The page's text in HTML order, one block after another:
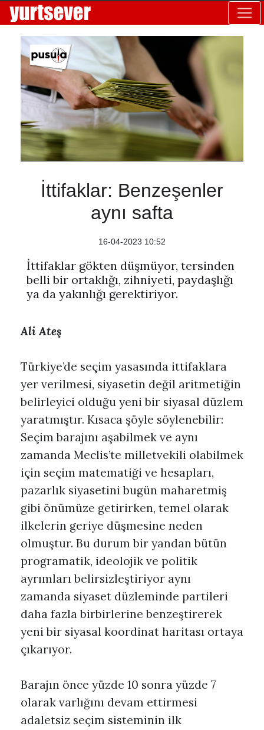
İttifaklar: Benzeşenler
aynı safta
16-04-2023 10:52
İttifaklar gökten düşmüyor, tersinden
belli bir ortaklığı, zihniyeti, paydaşlığı
ya da yakınlığı gerektiriyor.
Ali Ateş
Türkiye’de seçim yasasında ittifaklara
yer verilmesi, siyasetin değil aritmetiğin
belirleyici olduğu yeni bir siyasal düzlem
yaratmıştır. Kısaca şöyle söylenebilir:
Seçim barajını aşabilmek ve aynı
zamanda Meclis’te milletvekili olabilmek
için seçim matematiği ve hesapları,
pazarlık siyasetini bugün maharetmiş
gibi önümüze getirirken, temel olarak
ilkelerin geriye düşmesine neden
olmuştur. Bu durum bir yandan bütün
programatik, ideolojik ve politik
ayrımları belirsizleştiriyor aynı
zamanda siyaset düzleminde partileri
daha fazla birbirlerine benzeştirerek
yeni bir siyasal koordinat haritası ortaya
çıkarıyor.
Barajın önce yüzde 10 sonra yüzde 7
olarak varlığını devam ettirmesi
adaletsiz seçim sisteminin ilk